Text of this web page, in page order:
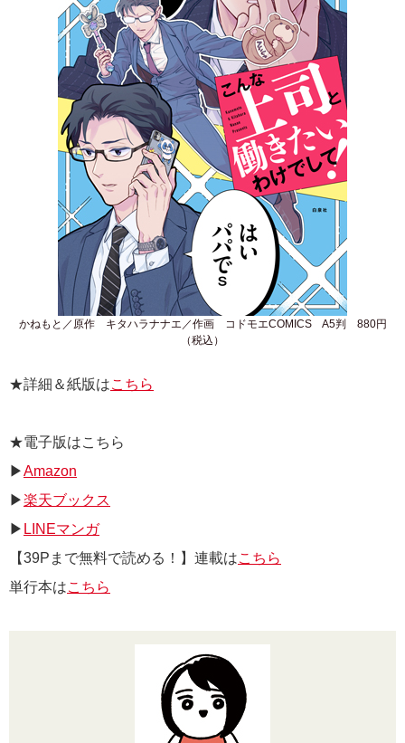
かねもと／原作 キタハラナナエ／作画 コドモエCOMICS A5判 880円
（税込）
★詳細＆紙版はこちら
★電子版はこちら
▶Amazon
▶楽天ブックス
▶ LINEマンガ
【39Pまで無料で読める！】連載はこちら
単行本はこちら